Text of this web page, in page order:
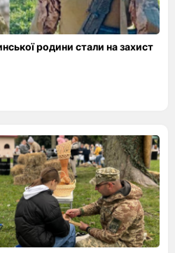
родини стали на захист